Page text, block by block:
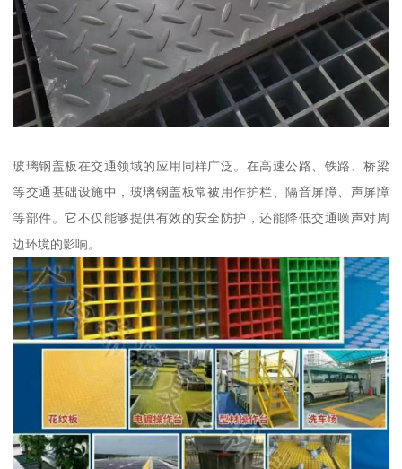
玻璃钢盖板在交通领域的应用同样广泛。在高速公路、铁路、桥梁
等交通基础设施中，玻璃钢盖板常被用作护栏、隔音屏障、声屏障
等部件。它不仅能够提供有效的安全防护，还能降低交通噪声对周
边环境的影响。